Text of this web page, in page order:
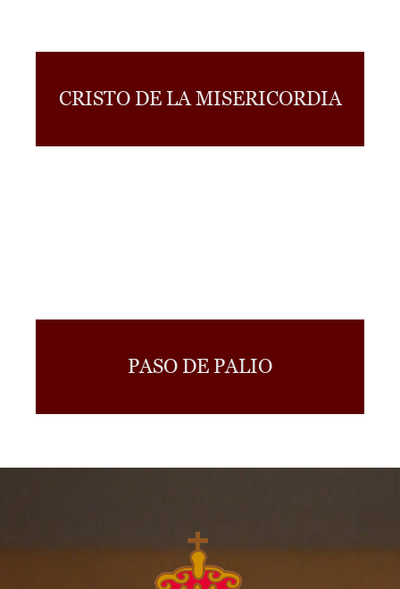
CRISTO DE LA MISERICORDIA
PASO DE PALIO